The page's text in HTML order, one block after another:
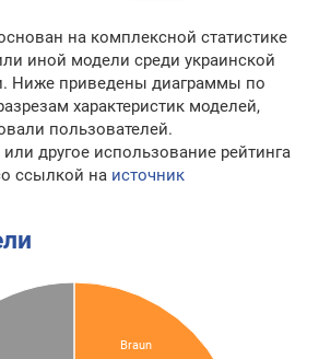
на комплексной статистике
иной модели среди украинской
Ниже приведены диаграммы по
характеристик моделей,
пользователей.
другое использование рейтинга
ссылкой на источник
Braun